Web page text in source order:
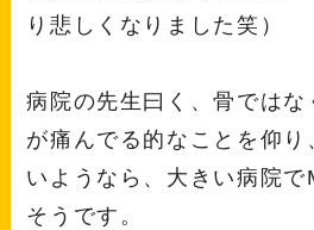
り悲しくなりました笑）
病院の先生曰く、骨ではな
が痛んでる的なことを仰り
いようなら、大きい病院
そうです。